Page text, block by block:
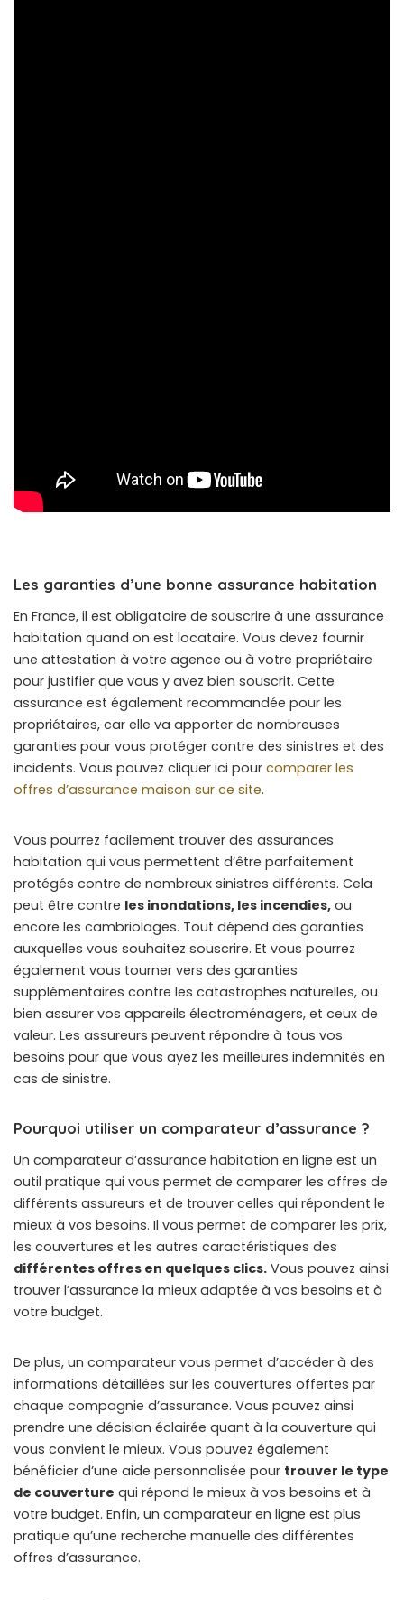
Les garanties d’une bonne assurance habitation
En France, il est obligatoire de souscrire à une assurance
habitation quand on est locataire. Vous devez fournir
une attestation à votre agence ou à votre propriétaire
pour justifier que vous y avez bien souscrit. Cette
assurance est également recommandée pour les
propriétaires, car elle va apporter de nombreuses
garanties pour vous protéger contre des sinistres et des
incidents. Vous pouvez cliquer ici pour comparer les
offres d’assurance maison sur ce site.
Vous pourrez facilement trouver des assurances
habitation qui vous permettent d’être parfaitement
protégés contre de nombreux sinistres différents. Cela
peut être contre les inondations, les incendies, ou
encore les cambriolages. Tout dépend des garanties
auxquelles vous souhaitez souscrire. Et vous pourrez
également vous tourner vers des garanties
supplémentaires contre les catastrophes naturelles, ou
bien assurer vos appareils électroménagers, et ceux de
valeur. Les assureurs peuvent répondre à tous vos
besoins pour que vous ayez les meilleures indemnités en
cas de sinistre.
Pourquoi utiliser un comparateur d’assurance ?
Un comparateur d’assurance habitation en ligne est un
outil pratique qui vous permet de comparer les offres de
différents assureurs et de trouver celles qui répondent le
mieux à vos besoins. Il vous permet de comparer les prix,
les couvertures et les autres caractéristiques des
différentes offres en quelques clics. Vous pouvez ainsi
trouver l’assurance la mieux adaptée à vos besoins et à
votre budget.
De plus, un comparateur vous permet d’accéder à des
informations détaillées sur les couvertures offertes par
chaque compagnie d’assurance. Vous pouvez ainsi
prendre une décision éclairée quant à la couverture qui
vous convient le mieux. Vous pouvez également
bénéficier d’une aide personnalisée pour trouver le type
de couverture qui répond le mieux à vos besoins et à
votre budget. Enfin, un comparateur en ligne est plus
pratique qu’une recherche manuelle des différentes
offres d’assurance.